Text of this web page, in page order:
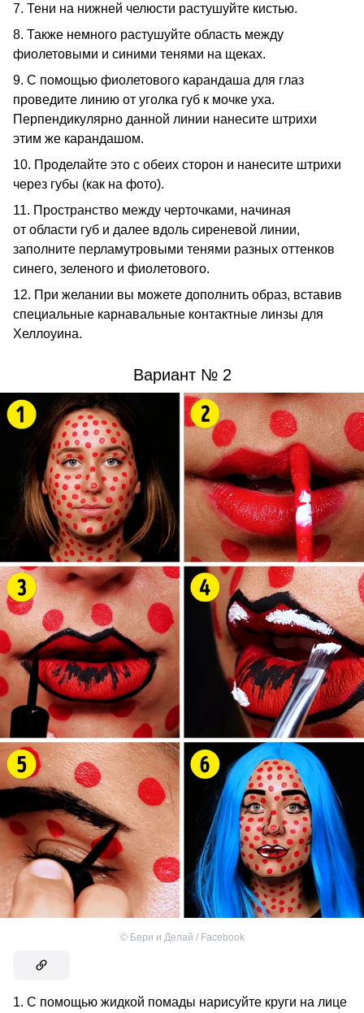
7. Тени на нижней челюсти растушуйте кистью.
8. Также немного растушуйте область между
фиолетовыми и синими тенями на щеках.
9. С помощью фиолетового карандаша для глаз
проведите линию от уголка губ к мочке уха.
Перпендикулярно данной линии нанесите штрихи
этим же карандашом.
10. Проделайте это с обеих сторон и нанесите штрихи
через губы (как на фото).
11. Пространство между черточками, начиная
от области губ и далее вдоль сиреневой линии,
заполните перламутровыми тенями разных оттенков
синего, зеленого и фиолетового.
12. При желании вы можете дополнить образ, вставив
специальные карнавальные контактные линзы для
Хеллоуина.
Вариант № 2
© Бери и Делай / Facebook
С помощью жидкой помады нарисуйте круги на лице